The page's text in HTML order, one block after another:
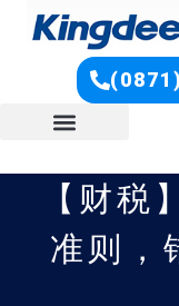
【财税
准则，